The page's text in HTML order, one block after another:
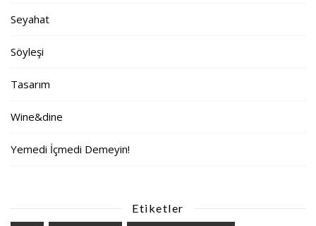
Seyahat
Söyleşi
Tasarım
Wine&dine
Yemedi İçmedi Demeyin!
Etiketler